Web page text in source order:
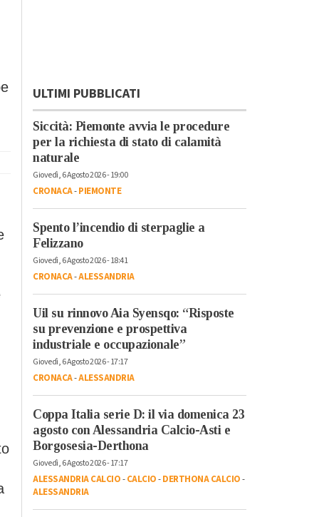
ULTIMI PUBBLICATI
Siccità: Piemonte avvia le procedure
per la richiesta di stato di calamità
naturale
Giovedì, 6 Agosto 2026 - 19:00
CRONACA-PIEMONTE
Spento l’incendio di sterpaglie a
Felizzano
Giovedì, 6 Agosto 2026 - 18:41
CRONACA-ALESSANDRIA
Uil su rinnovo Aia Syensqo: “Risposte
su prevenzione e prospettiva
industriale e occupazionale”
Giovedì, 6 Agosto 2026 - 17:17
CRONACA-ALESSANDRIA
Coppa Italia serie D: il via domenica 23
agosto con Alessandria Calcio-Asti e
Borgosesia-Derthona
Giovedì, 6 Agosto 2026 - 17:17
ALESSANDRIA CALCIO-CALCIO-DERTHONA CALCIO-
ALESSANDRIA